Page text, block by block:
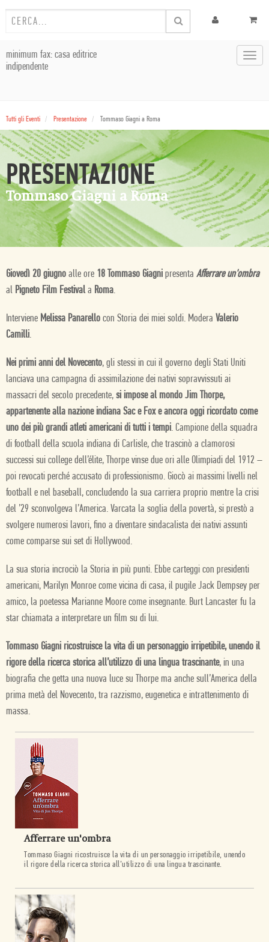
minimum fax: casa editrice
indipendente
Tutti gli Eventi Presentazione Tommaso Giagni a Roma
PRESENTAZIONE
Tommaso Giagni a Roma
Giovedì 20 giugno alle ore 18 Tommaso Giagni presenta Afferrare un'ombra
al Pigneto Film Festival a Roma.
Interviene Melissa Panarello con Storia dei miei soldi. Modera Valerio
Camilli.
Nei primi anni del Novecento, gli stessi in cui il governo degli Stati Uniti
lanciava una campagna di assimilazione dei nativi sopravvissuti ai
massacri del secolo precedente, si impose al mondo Jim Thorpe,
appartenente alla nazione indiana Sac e Fox e ancora oggi ricordato come
uno dei più grandi atleti americani di tutti i tempi. Campione della squadra
di football della scuola indiana di Carlisle, che trascinò a clamorosi
successi sui college dell’élite, Thorpe vinse due ori alle Olimpiadi del 1912 –
poi revocati perché accusato di professionismo. Giocò ai massimi livelli nel
football e nel baseball, concludendo la sua carriera proprio mentre la crisi
del ’29 sconvolgeva l’America. Varcata la soglia della povertà, si prestò a
svolgere numerosi lavori, fino a diventare sindacalista dei nativi assunti
come comparse sui set di Hollywood.
La sua storia incrociò la Storia in più punti. Ebbe carteggi con presidenti
americani, Marilyn Monroe come vicina di casa, il pugile Jack Dempsey per
amico, la poetessa Marianne Moore come insegnante. Burt Lancaster fu la
star chiamata a interpretare un film su di lui.
Tommaso Giagni ricostruisce la vita di un personaggio irripetibile, unendo il
rigore della ricerca storica all’utilizzo di una lingua trascinante, in una
biografia che getta una nuova luce su Thorpe ma anche sull’America della
prima metà del Novecento, tra razzismo, eugenetica e intrattenimento di
massa.
Afferrare un'ombra
Tommaso Giagni ricostruisce la vita di un personaggio irripetibile, unendo
il rigore della ricerca storica all’utilizzo di una lingua trascinante.